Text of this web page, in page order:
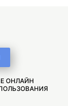
ОНЛАЙН